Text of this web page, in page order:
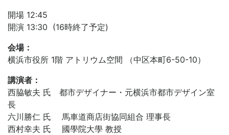
開場 12:45
開演 13:30 (16時終了予定)
会場：
横浜市役所 1階 アトリウム空間 （中区本町6-50-10）
講演者：
西脇敏夫 氏 都市デザイナー・元横浜市都市デザイン室
長
六川勝仁 氏 馬車道商店街協同組合 理事長
西村幸夫 氏 國學院大學 教授